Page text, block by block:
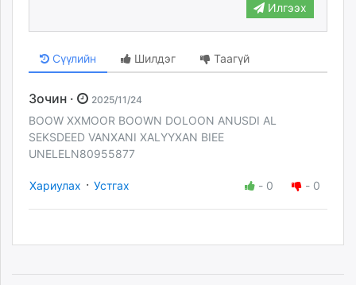
Илгээх
Сүүлийн Шилдэг Таагүй
Зочин · 2025/11/24
BOOW XXMOOR BOOWN DOLOON ANUSDI AL
SEKSDEED VANXANI XALYYXAN BIEE
UNELELN80955877
Хариулах · Устгах - 0 - 0